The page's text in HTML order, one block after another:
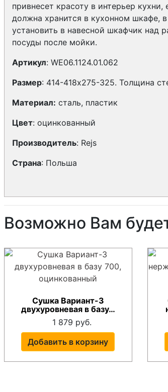
привнесет красоту в интерьер
должна хранится в кухонном шкафе,
установить в навесной шкафчик над
посуды после мойки.
Артикул: WE06.1124.01.062
Размер: 414-418x275-325. Толщина
Материал: сталь, пластик
Цвет: оцинкованный
Производитель: Rejs
Страна: Польша
Возможно Вам
Сушка Вариант-3
двухуровневая в базу…
1 879 руб.
Добавить в корзину